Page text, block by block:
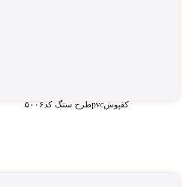
کفپوشpvcطرح سنگ کد۵۰۰۶